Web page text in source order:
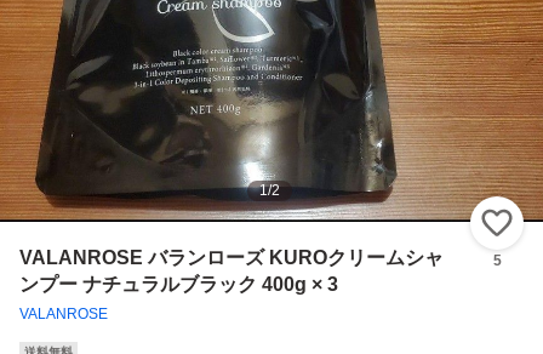
1/2
VALANROSE バランローズ KUROクリームシャ
ンプー ナチュラルブラック 400g × 3
VALANROSE
5